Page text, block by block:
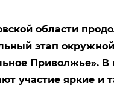
области
этап
Приволжье». В
участие яркие и